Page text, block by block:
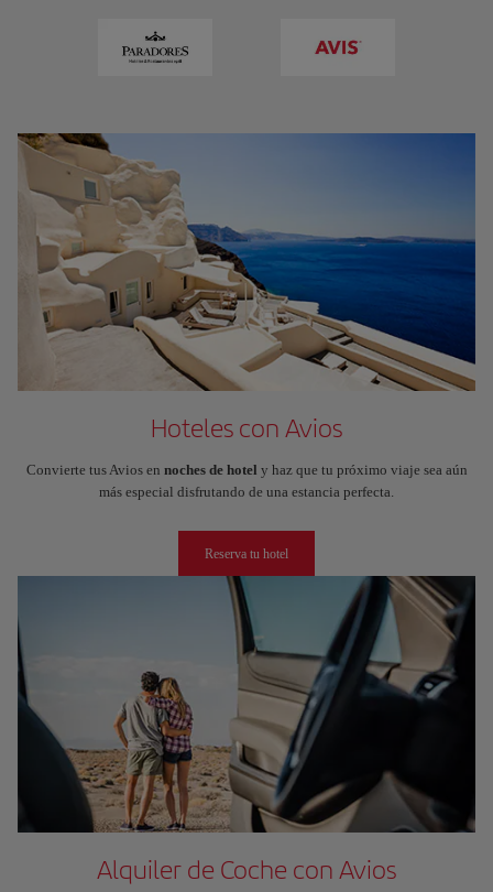
Hoteles con Avios
Convierte tus Avios en noches de hotel y haz que tu próximo viaje sea aún
más especial disfrutando de una estancia perfecta.
Reserva tu hotel
Alquiler de Coche con Avios